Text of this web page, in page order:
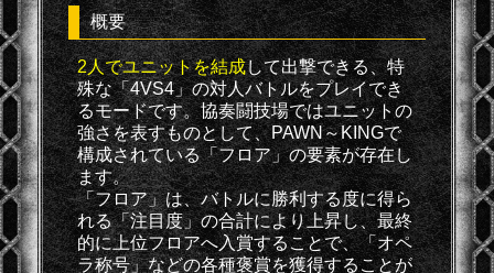
概要
2人でユニットを結成して出撃できる、特
殊な「4VS4」の対人バトルをプレイでき
るモードです。協奏闘技場ではユニットの
強さを表すものとして、PAWN～KINGで
構成されている「フロア」の要素が存在し
ます。
「フロア」は、バトルに勝利する度に得ら
れる「注目度」の合計により上昇し、最終
的に上位フロアへ入賞することで、「オペ
ラ称号」などの各種褒賞を獲得することが